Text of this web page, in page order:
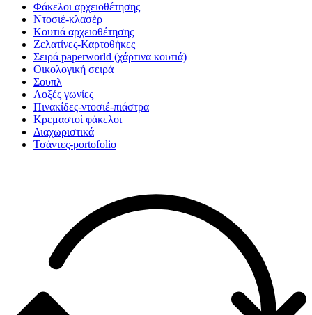
Φάκελοι αρχειοθέτησης
Ντοσιέ-κλασέρ
Κουτιά αρχειοθέτησης
Ζελατίνες-Καρτοθήκες
Σειρά paperworld (χάρτινα κουτιά)
Οικολογική σειρά
Σουπλ
Λοξές γωνίες
Πινακίδες-ντοσιέ-πιάστρα
Κρεμαστοί φάκελοι
Διαχωριστικά
Τσάντες-portofolio